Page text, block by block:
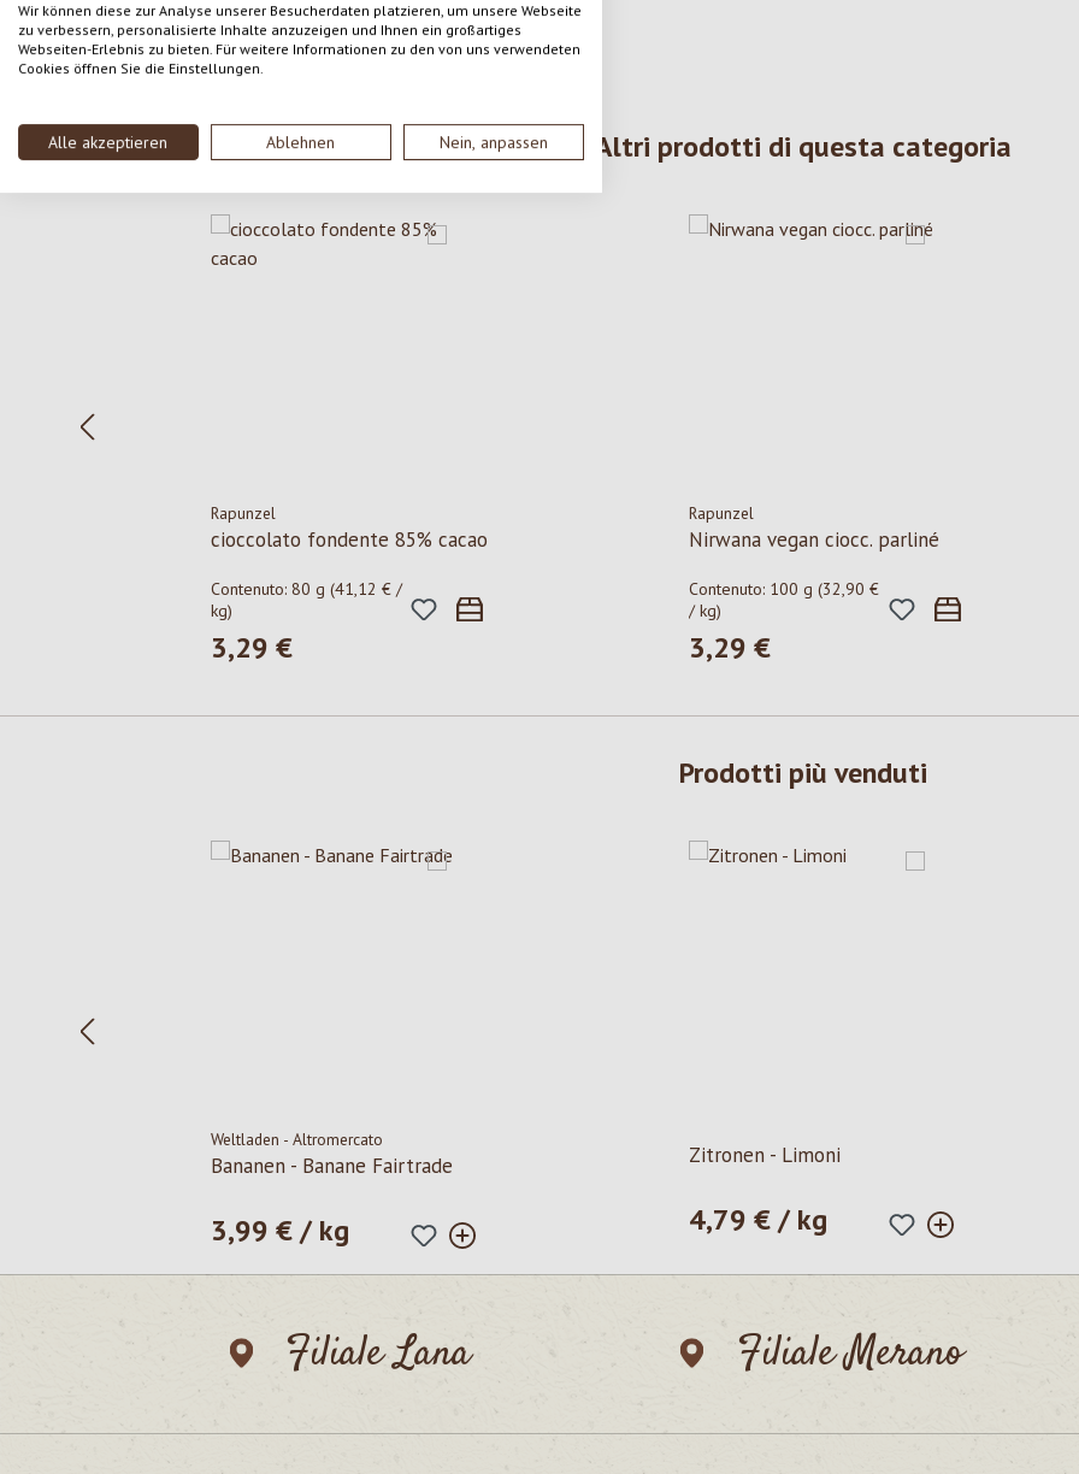
Wir können diese zur Analyse unserer Besucherdaten platzieren, um unsere Webseite
zu verbessern, personalisierte Inhalte anzuzeigen und Ihnen ein großartiges
Webseiten-Erlebnis zu bieten. Für weitere Informationen zu den von uns verwendeten
Cookies öffnen Sie die Einstellungen.
Alle akzeptieren Ablehnen Nein, anpassen
SCRIVERE UNA RECENSIONE
Altri prodotti di questa categoria
Salta la galleria dei prodotti
Rapunzel
cioccolato fondente 85% cacao
Contenuto:80 g(41,12 € /
kg)
Prezzo normale:
3,29 €
Rapunzel
Nirwana vegan ciocc. parliné
Contenuto: 100 g (32,90 €
/ kg)
Prezzo normale:
3,29 €
Prodotti più venduti
Weltladen - Altromercato
Bananen - Banane Fairtrade
Prezzo normale:
3,99 € / kg
Zitronen - Limoni
Prezzo normale:
4,79 € / kg
Filiale Lana Filiale Merano